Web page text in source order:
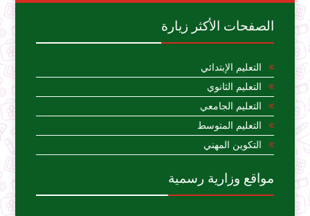
الصفحات الأكثر زيارة
التعليم الإبتدائي
التعليم الثانوي
التعليم الجامعي
التعليم المتوسط
التكوين المهني
مواقع وزارية رسمية